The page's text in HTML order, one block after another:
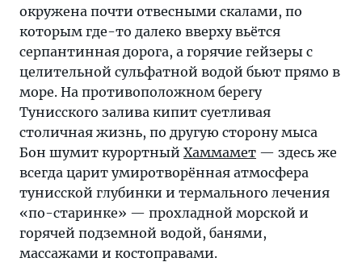
окружена почти отвесными скалами, по
которым где-то далеко вверху вьётся
серпантинная дорога, а горячие гейзеры с
целительной сульфатной водой бьют прямо в
море. На противоположном берегу
Тунисского залива кипит суетливая
столичная жизнь, по другую сторону мыса
Бон шумит курортный Хаммамет — здесь же
всегда царит умиротворённая атмосфера
тунисской глубинки и термального лечения
«по-старинке» — прохладной морской и
горячей подземной водой, банями,
массажами и костоправами.